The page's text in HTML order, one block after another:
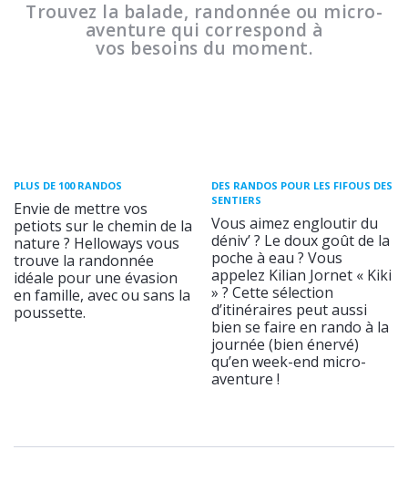
Trouvez la balade, randonnée ou micro-
aventure qui correspond à
vos besoins du moment.
PLUS DE 100 RANDOS
Envie de mettre vos
petiots sur le chemin de la
nature ? Helloways vous
trouve la randonnée
idéale pour une évasion
en famille, avec ou sans la
poussette.
DES RANDOS POUR LES FIFOUS DES
SENTIERS
Vous aimez engloutir du
déniv’ ? Le doux goût de la
poche à eau ? Vous
appelez Kilian Jornet « Kiki
» ? Cette sélection
d’itinéraires peut aussi
bien se faire en rando à la
journée (bien énervé)
qu’en week-end micro-
aventure !